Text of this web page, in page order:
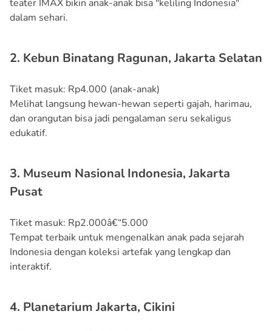
teater IMAX bikin anak-anak bisa "keliling Indonesia"
dalam sehari.
2. Kebun Binatang Ragunan, Jakarta Selatan
Tiket masuk: Rp4.000 (anak-anak)
Melihat langsung hewan-hewan seperti gajah, harimau,
dan orangutan bisa jadi pengalaman seru sekaligus
edukatif.
3. Museum Nasional Indonesia, Jakarta
Pusat
Tiket masuk: Rp2.000â€“5.000
Tempat terbaik untuk mengenalkan anak pada sejarah
Indonesia dengan koleksi artefak yang lengkap dan
interaktif.
4. Planetarium Jakarta, Cikini